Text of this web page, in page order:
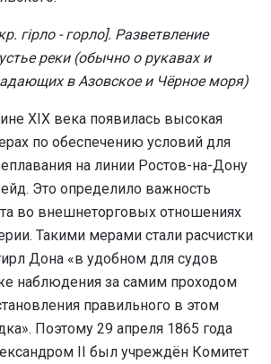
гiрло - горло]. Разветвление
реки (обычно о рукавах и
в Азовское и Чёрное моря)
XIX века появилась высокая
по обеспечению условий для
на линии Ростов-на-Дону
Это определило важность
во внешнеторговых отношениях
Такими мерами стали расчистки
Дона «в удобном для судов
наблюдения за самим проходом
правильного в этом
Поэтому 29 апреля 1865 года
II был учреждён Комитет